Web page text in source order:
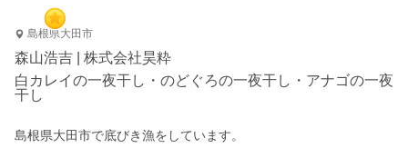
島根県大田市
森山浩吉 | 株式会社昊粋
白カレイの一夜干し・のどぐろの一夜干し・アナゴの一夜
干し
島根県大田市で底びき漁をしています。